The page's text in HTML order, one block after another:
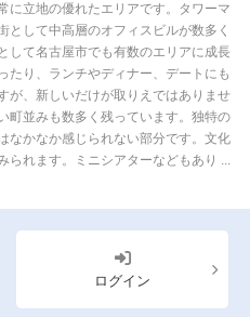
に立地の優れたエリアです。タワーマ
として中高層のオフィスビルが数多く
して名古屋市でも有数のエリアに成長
たり、ランチやディナー、デートにも
が、新しいだけが取りえではありませ
町並みも数多く残っています。独特の
なかなか感じられない部分です。文化
られます。ミニシアターなどもあり ...
ログイン